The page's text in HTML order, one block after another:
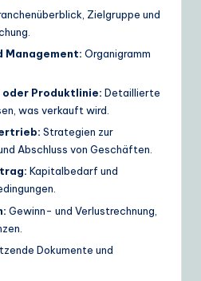
Zielgruppe und
Management: Organigramm
Produktlinie: Detaillierte
was verkauft wird.
Strategien zur
Abschluss von Geschäften.
Kapitalbedarf und
Gewinn- und Verlustrechnung,
Dokumente und